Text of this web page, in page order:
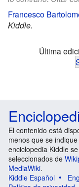
Francesco
Kiddle.
Última
El contenido está
menos que se
enciclopedia Kiddle
seleccionados de
MediaWiki.
Kiddle Español